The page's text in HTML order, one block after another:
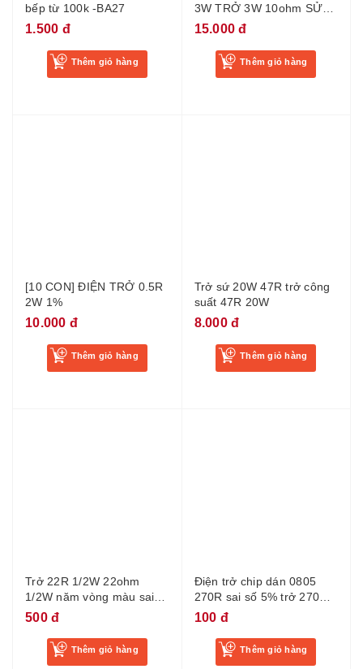
bếp từ 100k -BA27
1.500 đ
Thêm giỏ hàng
3W TRỞ 3W 10ohm SỬA
AMPLI
15.000 đ
Thêm giỏ hàng
[10 CON] ĐIỆN TRỞ 0.5R
2W 1%
10.000 đ
Thêm giỏ hàng
Trở sứ 20W 47R trở công
suất 47R 20W
8.000 đ
Thêm giỏ hàng
Trở 22R 1/2W 22ohm
1/2W năm vòng màu sai
số 1%
500 đ
Thêm giỏ hàng
Điện trở chip dán 0805
270R sai số 5% trở 270R
smd
100 đ
Thêm giỏ hàng